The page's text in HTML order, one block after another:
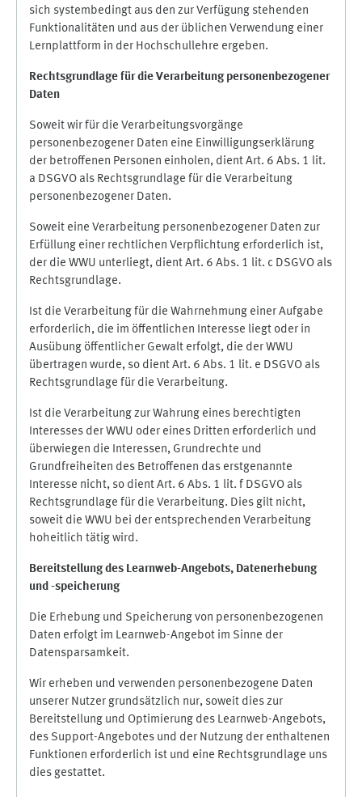
sich systembedingt aus den zur Verfügung stehenden
Funktionalitäten und aus der üblichen Verwendung einer
Lernplattform in der Hochschullehre ergeben.
Rechtsgrundlage für die Verarbeitung personenbezogener
Daten
Soweit wir für die Verarbeitungsvorgänge
personenbezogener Daten eine Einwilligungserklärung
der betroffenen Personen einholen, dient Art. 6 Abs. 1 lit.
a DSGVO als Rechtsgrundlage für die Verarbeitung
personenbezogener Daten.
Soweit eine Verarbeitung personenbezogener Daten zur
Erfüllung einer rechtlichen Verpflichtung erforderlich ist,
der die WWU unterliegt, dient Art. 6 Abs. 1 lit. c DSGVO als
Rechtsgrundlage.
Ist die Verarbeitung für die Wahrnehmung einer Aufgabe
erforderlich, die im öffentlichen Interesse liegt oder in
Ausübung öffentlicher Gewalt erfolgt, die der WWU
übertragen wurde, so dient Art. 6 Abs. 1 lit. e DSGVO als
Rechtsgrundlage für die Verarbeitung.
Ist die Verarbeitung zur Wahrung eines berechtigten
Interesses der WWU oder eines Dritten erforderlich und
überwiegen die Interessen, Grundrechte und
Grundfreiheiten des Betroffenen das erstgenannte
Interesse nicht, so dient Art. 6 Abs. 1 lit. f DSGVO als
Rechtsgrundlage für die Verarbeitung. Dies gilt nicht,
soweit die WWU bei der entsprechenden Verarbeitung
hoheitlich tätig wird.
Bereitstellung des Learnweb-Angebots, Datenerhebung
und -speicherung
Die Erhebung und Speicherung von personenbezogenen
Daten erfolgt im Learnweb-Angebot im Sinne der
Datensparsamkeit.
Wir erheben und verwenden personenbezogene Daten
unserer Nutzer grundsätzlich nur, soweit dies zur
Bereitstellung und Optimierung des Learnweb-Angebots,
des Support-Angebotes und der Nutzung der enthaltenen
Funktionen erforderlich ist und eine Rechtsgrundlage uns
dies gestattet.